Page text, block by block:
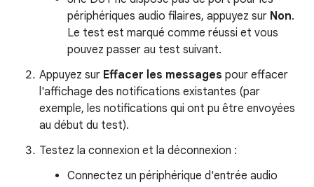
périphériques audio filaires, appuyez sur Non.
Le test est marqué comme réussi et vous
pouvez passer au test suivant.
Appuyez sur Effacer les messages pour effacer
l'affichage des notifications existantes (par
exemple, les notifications qui ont pu être envoyées
au début du test).
Testez la connexion et la déconnexion :
Connectez un périphérique d'entrée audio